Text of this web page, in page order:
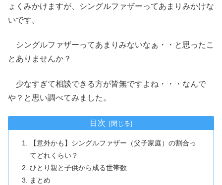
ょくみかけますが、シングルファザーってあまりみかけな
いです。
シングルファザーってあまりみないなぁ・・と思ったこ
とありませんか？
少なすぎて相談できる方が皆無ですよね・・・なんで
や？と思い調べてみました。
目次
【意外かも】シングルファザー（父子家庭）の割合っ
てどれくらい？
ひとり親と子供から成る世帯数
まとめ